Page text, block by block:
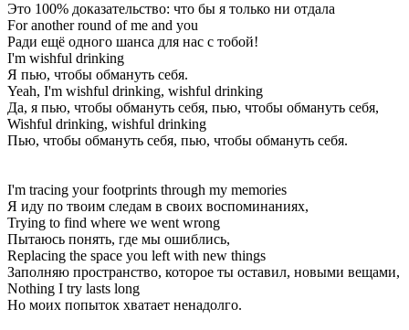
Это 100% доказательство: что бы я только ни отдала
For another round of me and you
Ради ещё одного шанса для нас с тобой!
I'm wishful drinking
Я пью, чтобы обмануть себя.
Yeah, I'm wishful drinking, wishful drinking
Да, я пью, чтобы обмануть себя, пью, чтобы обмануть себя,
Wishful drinking, wishful drinking
Пью, чтобы обмануть себя, пью, чтобы обмануть себя.
I'm tracing your footprints through my memories
Я иду по твоим следам в своих воспоминаниях,
Trying to find where we went wrong
Пытаюсь понять, где мы ошиблись,
Replacing the space you left with new things
Заполняю пространство, которое ты оставил, новыми вещами,
Nothing I try lasts long
Но моих попыток хватает ненадолго.